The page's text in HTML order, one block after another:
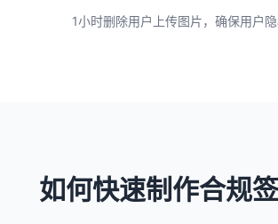
1小时删除用户上传图片，确保用户隐
如何快速制作合规